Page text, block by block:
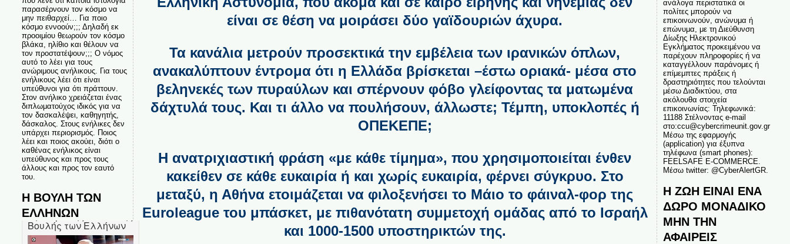
παρασέρνουν τον κόσμο να
μην πειθαρχεί… Για ποιο
κόσμο εννοούν;;; Δηλαδή εκ
προοιμίου θεωρούν τον κόσμο
βλάκα, ηλίθιο και θέλουν να
τον προστατέψουν;;; Ο νόμος
αυτό το λέει για τους
ανώριμους ανήλικους. Για τους
ενήλικους λέει ότι είναι
υπεύθυνοι για ότι πράττουν.
Στον ανήλικο χρειάζεται ένας
διπλωματούχος ιδικός για να
τον δασκαλέψει, καθηγητής,
δάσκαλος. Στους ενήλικες δεν
υπάρχει περιορισμός. Ποιος
λέει και ποιος ακούει, διότι ο
καθένας ενήλικος είναι
υπεύθυνος και προς τους
άλλους και προς τον εαυτό
του.
Η ΒΟΥΛΗ ΤΩΝ
ΕΛΛΗΝΩΝ
είναι σε θέση να μοιράσει δύο γαϊδουριών άχυρα.
Τα κανάλια μετρούν προσεκτικά την εμβέλεια των ιρανικών όπλων,
ανακαλύπτουν έντρομα ότι η Ελλάδα βρίσκεται –έστω οριακά- μέσα στο
βεληνεκές των πυραύλων και σπέρνουν φόβο γλείφοντας τα ματωμένα
δάχτυλά τους. Και τι άλλο να πουλήσουν, άλλωστε; Τέμπη, υποκλοπές ή
ΟΠΕΚΕΠΕ;
Η ανατριχιαστική φράση «με κάθε τίμημα», που χρησιμοποιείται ένθεν
κακείθεν σε κάθε ευκαιρία ή και χωρίς ευκαιρία, φέρνει σύγκρυο. Στο
μεταξύ, η Αθήνα ετοιμάζεται να φιλοξενήσει το Μάιο το φάιναλ-φορ της
Euroleague του μπάσκετ, με πιθανότατη συμμετοχή ομάδας από το Ισραήλ
και 1000-1500 υποστηρικτών της.
ανάλογα περιστατικά οι
πολίτες μπορούν να
επικοινωνούν, ανώνυμα ή
επώνυμα, με τη Διεύθυνση
Δίωξης Ηλεκτρονικού
Εγκλήματος προκειμένου να
παρέχουν πληροφορίες ή να
καταγγέλλουν παράνομες ή
επίμεμπτες πράξεις ή
δραστηριότητες που τελούνται
μέσω Διαδικτύου, στα
ακόλουθα στοιχεία
επικοινωνίας: Τηλεφωνικά:
11188 Στέλνοντας e-mail
στο:ccu@cybercrimeunit.gov.gr
Μέσω της εφαρμογής
(application) για έξυπνα
τηλέφωνα (smart phones):
FEELSAFE E-COMMERCE.
Μέσω twitter: @CyberAlertGR.
Η ΖΩΗ ΕΙΝΑΙ ΕΝΑ
ΔΩΡΟ ΜΟΝΑΔΙΚΟ
ΜΗΝ ΤΗΝ
ΑΦΑΙΡΕΙΣ